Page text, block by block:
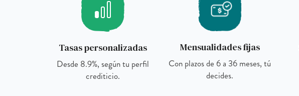
Tasas personalizadas
Desde 8.9%, según tu perfil
crediticio.
Mensualidades fijas
Con plazos de 6 a 36 meses, tú
decides.